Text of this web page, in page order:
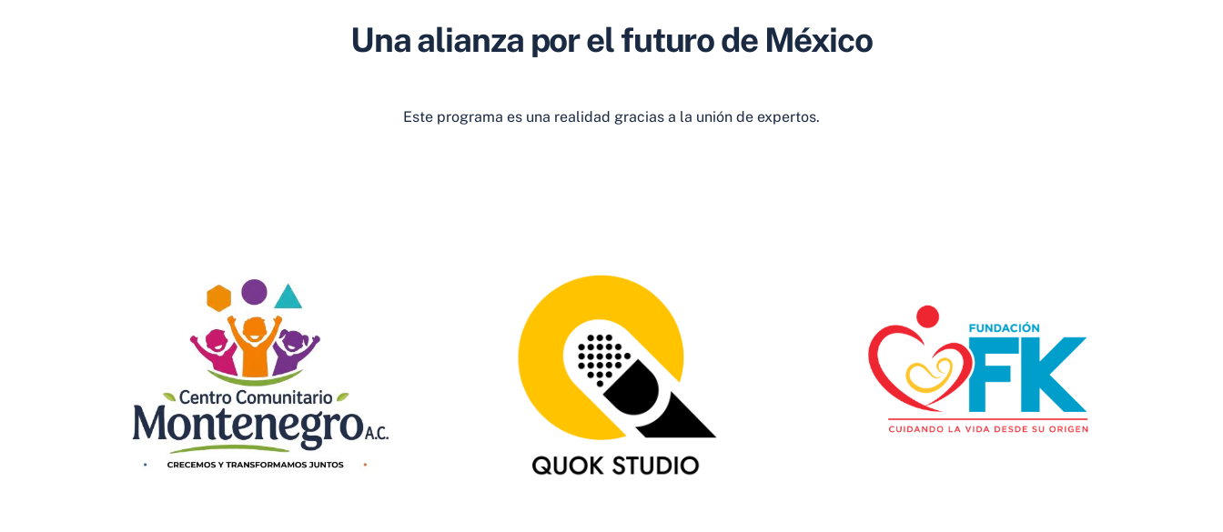
Una alianza por el futuro de México
Este programa es una realidad gracias a la unión de expertos.